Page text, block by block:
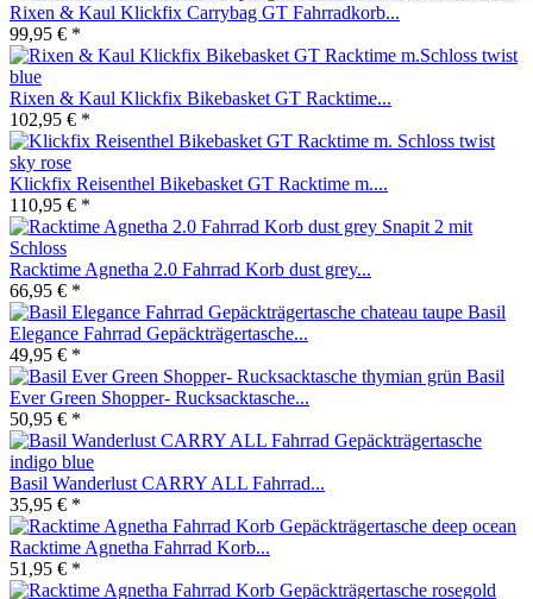
Rixen & Kaul Klickfix Carrybag GT Fahrradkorb...
99,95 € *
Rixen & Kaul Klickfix Bikebasket GT Racktime...
102,95 € *
Klickfix Reisenthel Bikebasket GT Racktime m....
110,95 € *
Racktime Agnetha 2.0 Fahrrad Korb dust grey...
66,95 € *
Basil
Elegance Fahrrad Gepäckträgertasche...
49,95 € *
Basil
Ever Green Shopper- Rucksacktasche...
50,95 € *
Basil Wanderlust CARRY ALL Fahrrad...
35,95 € *
Racktime Agnetha Fahrrad Korb...
51,95 € *